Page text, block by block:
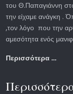
του Θ.Παπαγιάννη
την είχαμε ανάγκη .
,τον λόγο που την
αμεσότητα ενός
Περισσότερα …